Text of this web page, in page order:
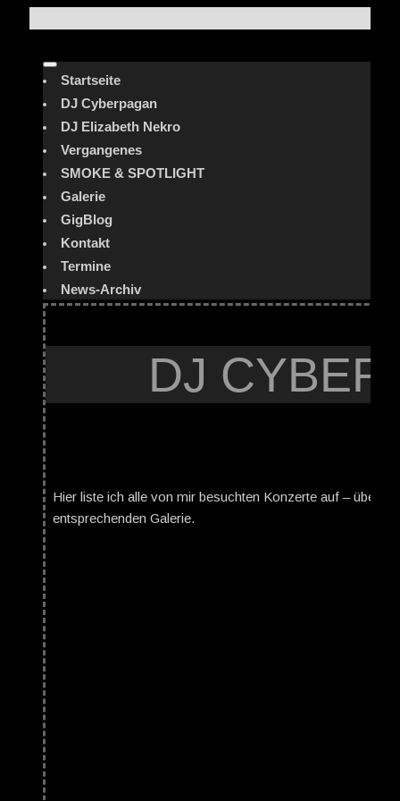
Startseite
DJ Cyberpagan
DJ Elizabeth Nekro
Vergangenes
SMOKE & SPOTLIGHT
Galerie
GigBlog
Kontakt
Termine
News-Archiv
DJ
Hier liste ich alle von mir besuchten Konzerte auf – über
entsprechenden Galerie.